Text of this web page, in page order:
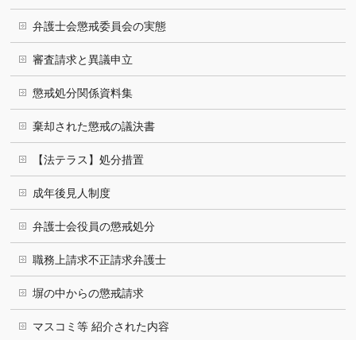
弁護士会懲戒委員会の実態
審査請求と異議申立
懲戒処分関係資料集
棄却された懲戒の議決書
【法テラス】処分措置
成年後見人制度
弁護士会役員の懲戒処分
職務上請求不正請求弁護士
塀の中からの懲戒請求
マスコミ等 紹介された内容